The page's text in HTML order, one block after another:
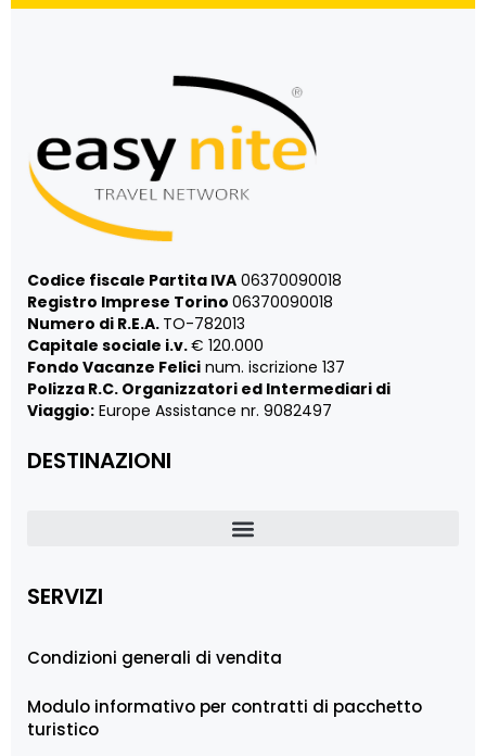
Codice fiscale Partita IVA 06370090018
Registro Imprese Torino 06370090018
Numero di R.E.A. TO-782013
Capitale sociale i.v.€ 120.000
Fondo Vacanze Felici num. iscrizione 137
Polizza R.C. Organizzatori ed Intermediari di
Viaggio: Europe Assistance nr. 9082497
DESTINAZIONI
SERVIZI
Condizioni generali di vendita
Modulo informativo per contratti di pacchetto
turistico